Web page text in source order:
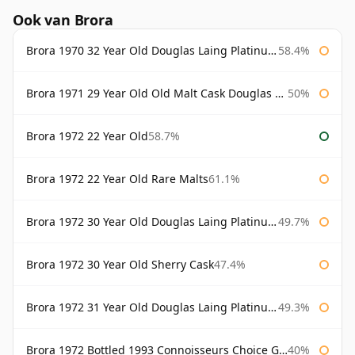
Ook van Brora
Brora 1970 32 Year Old Douglas Laing Platinum Selection 58.4%
Brora 1971 29 Year Old Old Malt Cask Douglas Laing 50%
Brora 1972 22 Year Old58.7%
Brora 1972 22 Year Old Rare Malts61.1%
Brora 1972 30 Year Old Douglas Laing Platinum Selection 49.7%
Brora 1972 30 Year Old Sherry Cask47.4%
Brora 1972 31 Year Old Douglas Laing Platinum Selection 49.3%
Brora 1972 Bottled 1993 Connoisseurs Choice Gordon & Macphail 40%